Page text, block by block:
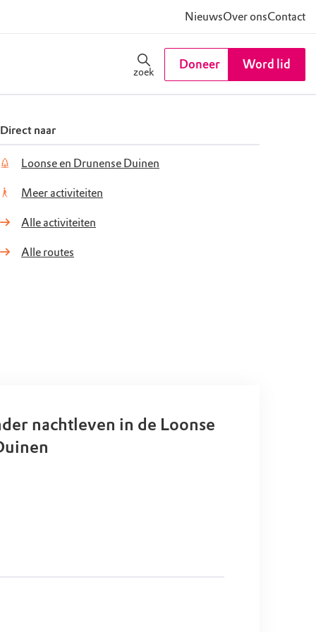
NieuwsOver onsContact
zoek
Doneer Word lid
Direct naar
Loonse en Drunense Duinen
Meer activiteiten
Alle activiteiten
Alle routes
nachtleven in de Loonse